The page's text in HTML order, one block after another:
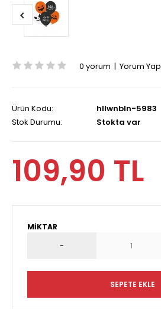
0 yorum | Yorum Yap
Ürün Kodu:
hllwnbln-5983
Stok Durumu:
Stokta var
109,90 TL
MIKTAR